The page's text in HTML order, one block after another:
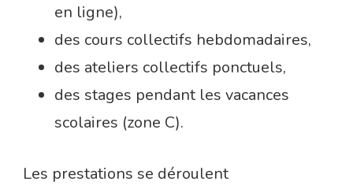
en ligne),
des cours collectifs hebdomadaires,
des ateliers collectifs ponctuels,
des stages pendant les vacances
scolaires (zone C).
Les prestations se déroulent